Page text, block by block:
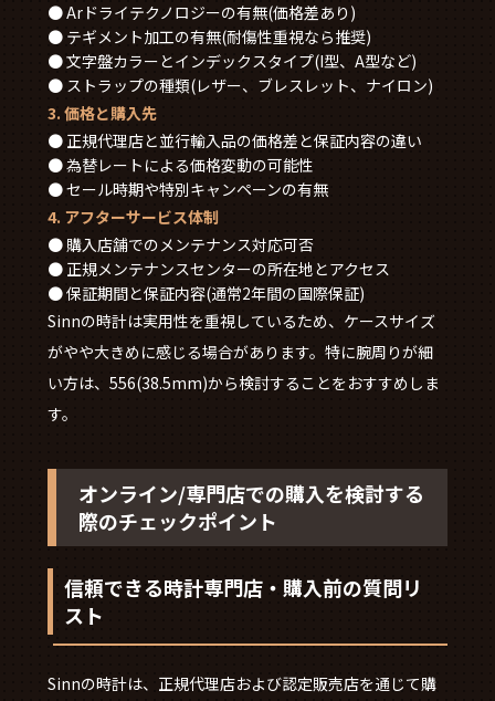
● Arドライテクノロジーの有無(価格差あり)
● テギメント加工の有無(耐傷性重視なら推奨)
● 文字盤カラーとインデックスタイプ(I型、A型など)
● ストラップの種類(レザー、ブレスレット、ナイロン)
3. 価格と購入先
● 正規代理店と並行輸入品の価格差と保証内容の違い
● 為替レートによる価格変動の可能性
● セール時期や特別キャンペーンの有無
4. アフターサービス体制
● 購入店舗でのメンテナンス対応可否
● 正規メンテナンスセンターの所在地とアクセス
● 保証期間と保証内容(通常2年間の国際保証)
Sinnの時計は実用性を重視しているため、ケースサイズ
がやや大きめに感じる場合があります。特に腕周りが細
い方は、556(38.5mm)から検討することをおすすめしま
す。
オンライン/専門店での購入を検討する
際のチェックポイント
信頼できる時計専門店・購入前の質問リ
スト
Sinnの時計は、正規代理店および認定販売店を通じて購